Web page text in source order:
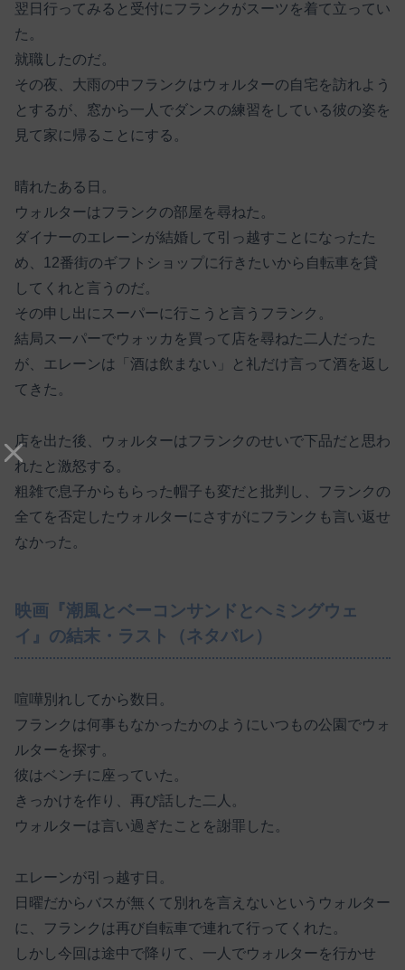
翌日行ってみると受付にフランクがスーツを着て立ってい
た。
就職したのだ。
その夜、大雨の中フランクはウォルターの自宅を訪れよう
とするが、窓から一人でダンスの練習をしている彼の姿を
見て家に帰ることにする。
晴れたある日。
ウォルターはフランクの部屋を尋ねた。
ダイナーのエレーンが結婚して引っ越すことになったた
め、12番街のギフトショップに行きたいから自転車を貸
してくれと言うのだ。
その申し出にスーパーに行こうと言うフランク。
結局スーパーでウォッカを買って店を尋ねた二人だった
が、エレーンは「酒は飲まない」と礼だけ言って酒を返し
てきた。
店を出た後、ウォルターはフランクのせいで下品だと思わ
れたと激怒する。
粗雑で息子からもらった帽子も変だと批判し、フランクの
全てを否定したウォルターにさすがにフランクも言い返せ
なかった。
映画『潮風とベーコンサンドとヘミングウェ
イ』の結末・ラスト（ネタバレ）
喧嘩別れしてから数日。
フランクは何事もなかったかのようにいつもの公園でウォ
ルターを探す。
彼はベンチに座っていた。
きっかけを作り、再び話した二人。
ウォルターは言い過ぎたことを謝罪した。
エレーンが引っ越す日。
日曜だからバスが無くて別れを言えないというウォルター
に、フランクは再び自転車で連れて行ってくれた。
しかし今回は途中で降りて、一人でウォルターを行かせ